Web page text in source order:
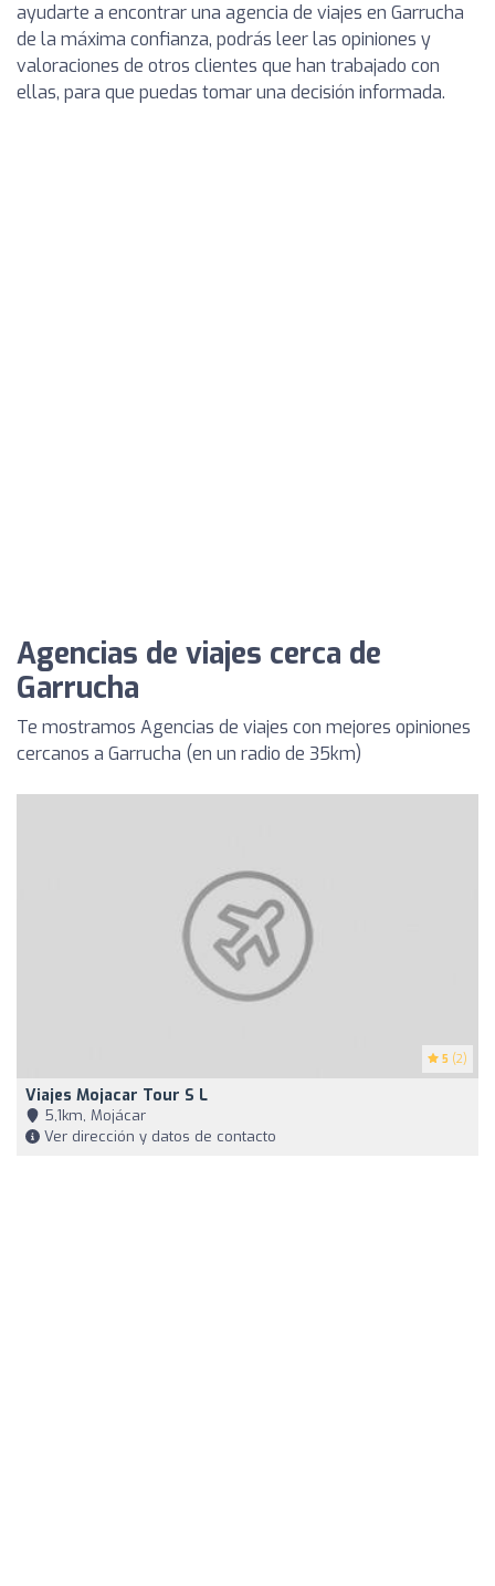
ayudarte a encontrar una agencia de viajes en Garrucha
de la máxima confianza, podrás leer las opiniones y
valoraciones de otros clientes que han trabajado con
ellas, para que puedas tomar una decisión informada.
Agencias de viajes cerca de
Garrucha
Te mostramos Agencias de viajes con mejores opiniones
cercanos a Garrucha (en un radio de 35km)
5 (2)
Viajes Mojacar Tour S L
5,1km, Mojácar
Ver dirección y datos de contacto